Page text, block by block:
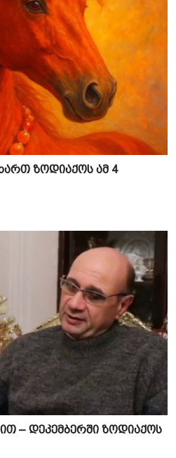
ზოდიაქოს ამ 4
– დეკემბერში ზოდიაქოს